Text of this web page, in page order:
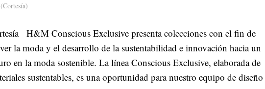
(Cortesía)
H&M Conscious Exclusive presenta colecciones con el fin de
la moda y el desarrollo de la sustentabilidad e innovación hacia un
en la moda sostenible. La línea Conscious Exclusive, elaborada de
sustentables, es una oportunidad para nuestro equipo de diseño